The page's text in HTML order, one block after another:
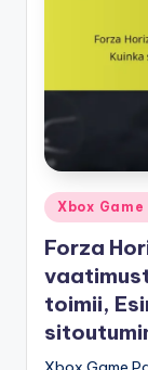
Posted
in
Xbox
Forza
toimii,